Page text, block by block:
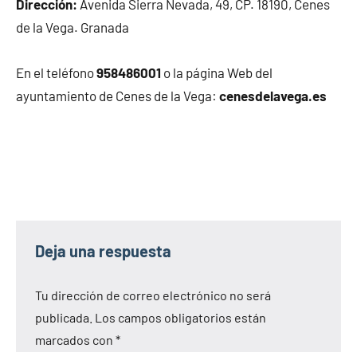
Dirección: Avenida Sierra Nevada, 49, CP. 18190, Cenes
de la Vega. Granada
En el teléfono958486001 o la página Web del
ayuntamiento de Cenes de la Vega: cenesdelavega.es
Deja una respuesta
Tu dirección de correo electrónico no será
publicada. Los campos obligatorios están
marcados con *